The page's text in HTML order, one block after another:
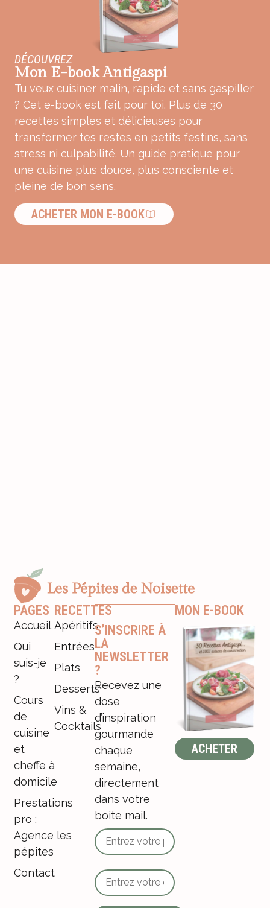
DÉCOUVREZ
Mon E-book Antigaspi
Tu veux cuisiner malin, rapide et sans gaspiller
? Cet e-book est fait pour toi. Plus de 30
recettes simples et délicieuses pour
transformer tes restes en petits festins, sans
stress ni culpabilité. Un guide pratique pour
une cuisine plus douce, plus consciente et
pleine de bon sens.
ACHETER MON E-BOOK
PAGES
Accueil
Qui
suis-je
?
Cours
de
cuisine
et
cheffe à
domicile
Prestations
pro :
Agence les
pépites
Contact
RECETTES
Apéritifs
Entrées
Plats
Desserts
Vins &
Cocktails
S’INSCRIRE À
LA
NEWSLETTER
?
Recevez une
dose
d’inspiration
gourmande
chaque
semaine,
directement
dans votre
boite mail.
MON E-BOOK
ACHETER